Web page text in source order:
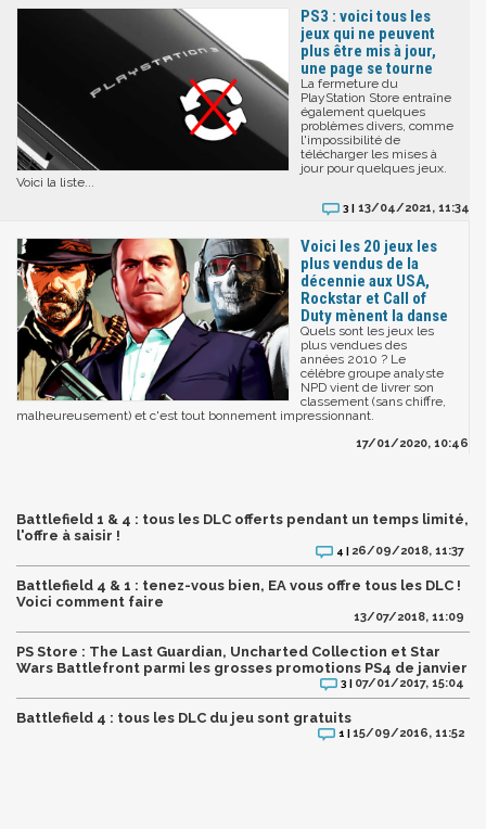
PS3 : voici tous les
jeux qui ne peuvent
plus être mis à jour,
une page se tourne
La fermeture du
PlayStation Store entraîne
également quelques
problèmes divers, comme
l'impossibilité de
télécharger les mises à
jour pour quelques jeux.
Voici la liste...
3 | 13/04/2021, 11:34
Voici les 20 jeux les
plus vendus de la
décennie aux USA,
Rockstar et Call of
Duty mènent la danse
Quels sont les jeux les
plus vendues des
années 2010 ? Le
célèbre groupe analyste
NPD vient de livrer son
classement (sans chiffre,
malheureusement) et c'est tout bonnement impressionnant.
17/01/2020, 10:46
Battlefield 1 & 4 : tous les DLC offerts pendant un temps limité,
l'offre à saisir !
4 | 26/09/2018, 11:37
Battlefield 4 & 1 : tenez-vous bien, EA vous offre tous les DLC !
Voici comment faire
13/07/2018, 11:09
PS Store : The Last Guardian, Uncharted Collection et Star
Wars Battlefront parmi les grosses promotions PS4 de janvier
3 | 07/01/2017, 15:04
Battlefield 4 : tous les DLC du jeu sont gratuits
1 |15/09/2016, 11:52